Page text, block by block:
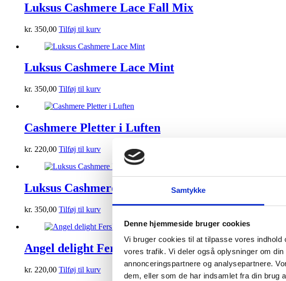
Samtykke
Denne hjemmeside bruger cookies
Vi bruger cookies til at tilpasse vores
vores trafik. Vi deler også oplysninger om
annonceringspartnere og analysepartnere.
dem, eller som de har indsamlet fra din brug
Luksus Cashmere Lace Fall Mix
kr. 350,00 Tilføj til kurv
Luksus Cashmere Lace Mint
kr. 350,00 Tilføj til kurv
Cashmere Pletter i Luften
kr. 220,00 Tilføj til kurv
Luksus Cashmere Fersken
kr. 350,00 Tilføj til kurv
Angel delight Fersken
kr. 220,00 Tilføj til kurv